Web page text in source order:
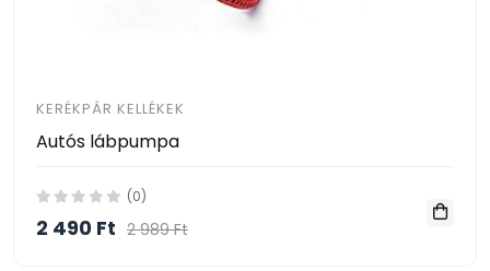
KERÉKPÁR KELLÉKEK
Autós lábpumpa
(0)
2 490 Ft 2 989 Ft